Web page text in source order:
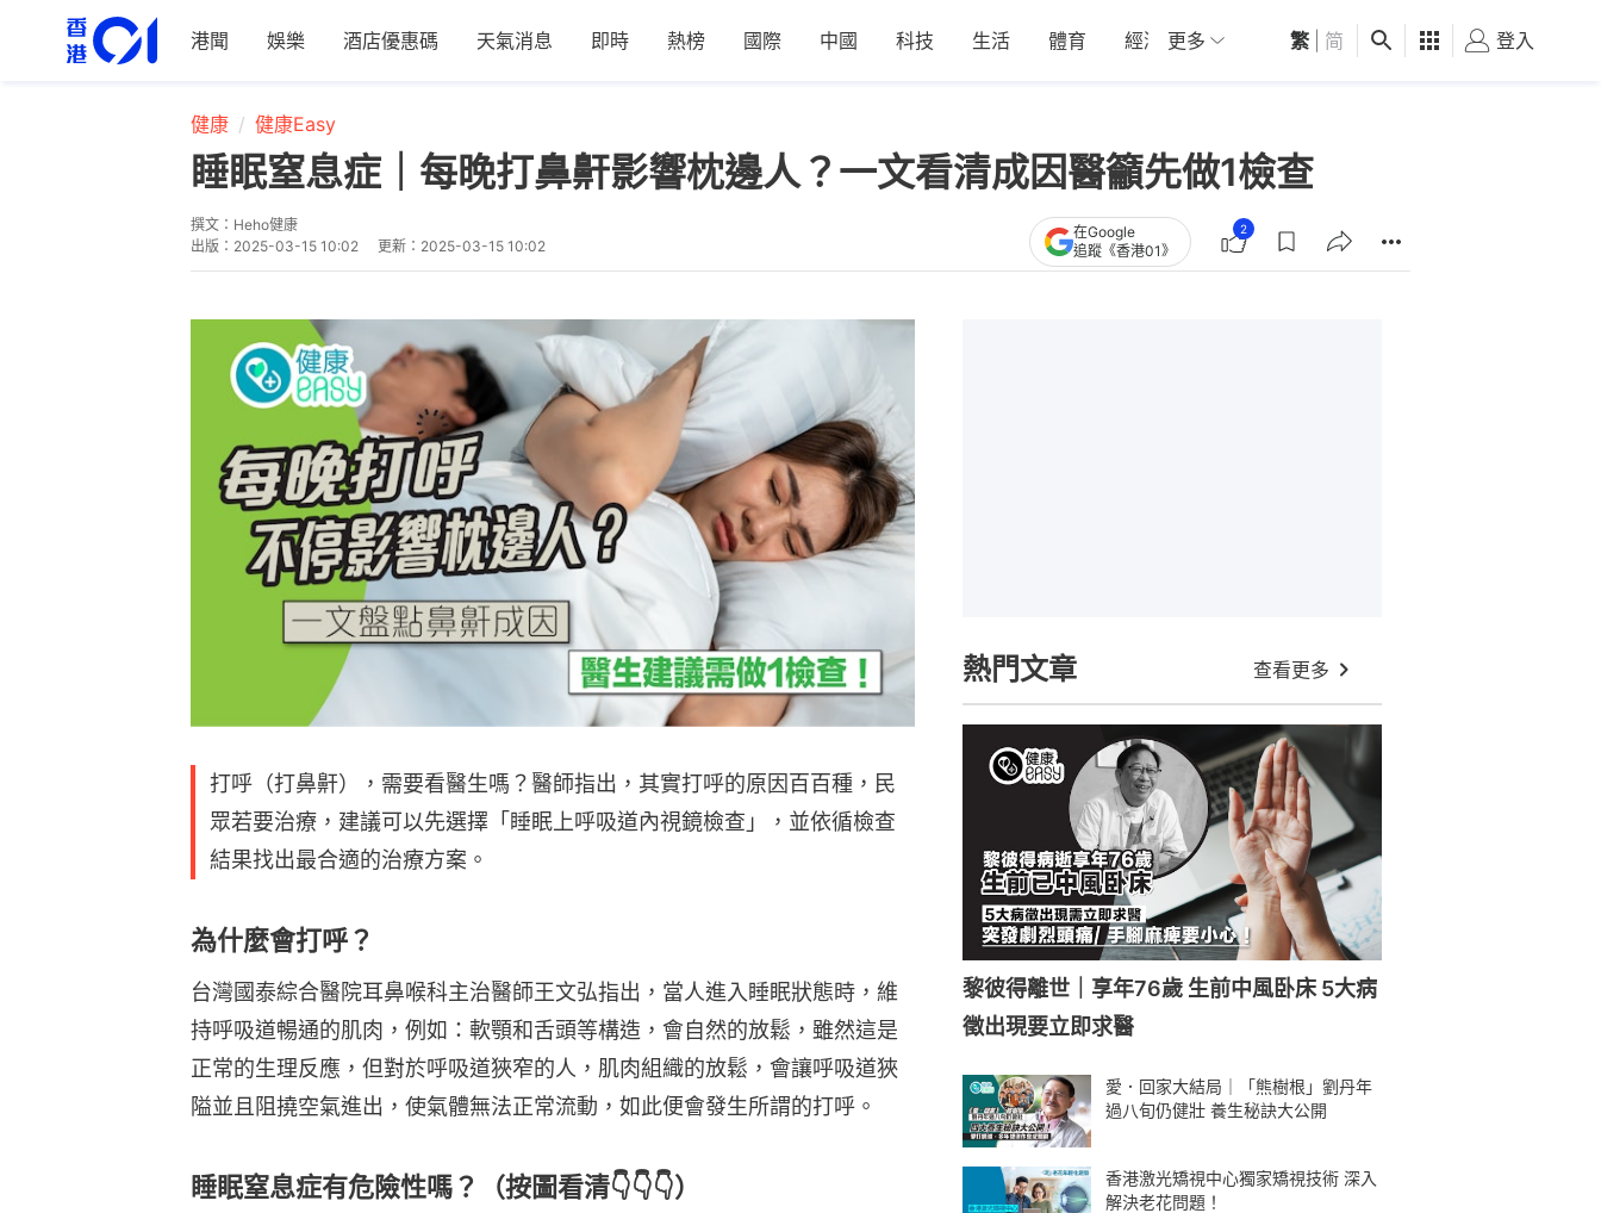
港聞 娛樂 酒店優惠碼 天氣消息 即時 熱榜 國際 中國 科技 生活 體育 經濟 01深圳 觀點 健康 好食玩飛
更多 繁 简 登入
健康 健康Easy
睡眠窒息症｜每晚打鼻鼾影響枕邊人？一文看清成因醫籲先做1檢查
撰文： Heho健康
出版： 2025-03-15 10:02 更新： 2025-03-15 10:02
在Google
追蹤《香港01》
2
打呼（打鼻鼾），需要看醫生嗎？醫師指出，其實打呼的原因百百種，民
眾若要治療，建議可以先選擇「睡眠上呼吸道內視鏡檢查」，並依循檢查
結果找出最合適的治療方案。
為什麼會打呼？
台灣國泰綜合醫院耳鼻喉科主治醫師王文弘指出，當人進入睡眠狀態時，維
持呼吸道暢通的肌肉，例如：軟顎和舌頭等構造，會自然的放鬆，雖然這是
正常的生理反應，但對於呼吸道狹窄的人，肌肉組織的放鬆，會讓呼吸道狹
隘並且阻撓空氣進出，使氣體無法正常流動，如此便會發生所謂的打呼。
睡眠窒息症有危險性嗎？（按圖看清👇👇👇）
熱門文章 查看更多
黎彼得離世｜享年76歲 生前中風卧床 5大病
徵出現要立即求醫
愛．回家大結局｜「熊樹根」劉丹年
過八旬仍健壯 養生秘訣大公開
香港激光矯視中心獨家矯視技術 深入
解決老花問題！